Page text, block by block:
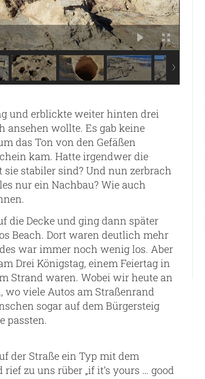
und erblickte weiter hinten drei
wollte. Es gab keine
das Ton von den Gefäßen
kam. Hatte irgendwer die
stabiler sind? Und nun zerbrach
nur ein Nachbau? Wie auch
die Decke und ging dann später
Beach. Dort waren deutlich mehr
war immer noch wenig los. Aber
Drei Königstag, einem Feiertag in
Strand waren. Wobei wir heute an
viele Autos am Straßenrand
sogar auf dem Bürgersteig
passten.
der Straße ein Typ mit dem
zu uns rüber „if it’s yours … good